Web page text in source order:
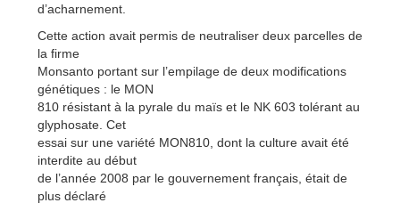
d’acharnement.
Cette action avait permis de neutraliser deux parcelles de
la firme
Monsanto portant sur l’empilage de deux modifications
génétiques : le MON
810 résistant à la pyrale du maïs et le NK 603 tolérant au
glyphosate. Cet
essai sur une variété MON810, dont la culture avait été
interdite au début
de l’année 2008 par le gouvernement français, était de
plus déclaré